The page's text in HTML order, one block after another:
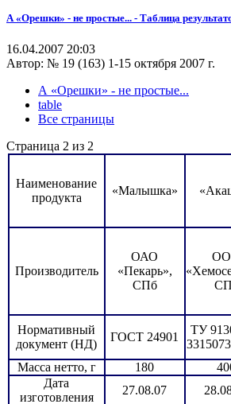
А «Орешки» - не простые... - Таблица
16.04.2007 20:03
Автор: № 19 (163) 1-15 октября 2007 г.
А «Орешки» - не простые...
table
Все страницы
Страница 2 из 2
Наименование
продукта
«Малышка»
Производитель
ОАО
«Пекарь»,
СПб
Нормативный
документ (НД)
ГОСТ 24901
ТУ
Масса нетто, г
180
Дата
изготовления
27.08.07